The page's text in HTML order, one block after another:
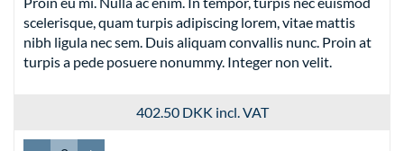
scelerisque, quam turpis adipiscing lorem, vitae mattis
nibh ligula nec sem. Duis aliquam convallis nunc. Proin at
turpis a pede posuere nonummy. Integer non velit.
402.50 DKK incl. VAT